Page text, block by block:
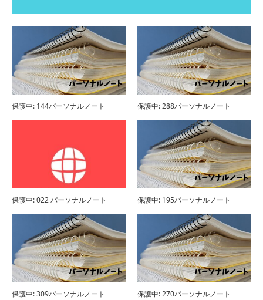
保護中: 144パーソナルノート 保護中: 288パーソナルノート
保護中: 022 パーソナルノート 保護中: 195パーソナルノート
保護中: 309パーソナルノート 保護中: 270パーソナルノート